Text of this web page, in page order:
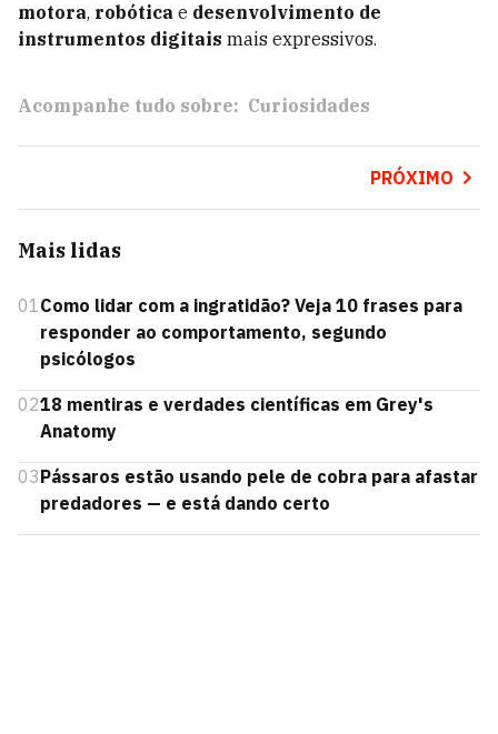
motora, robótica e desenvolvimento de
instrumentos digitais mais expressivos.
Acompanhe tudo sobre: Curiosidades
PRÓXIMO
Mais lidas
01Como lidar com a ingratidão? Veja 10 frases para
responder ao comportamento, segundo
psicólogos
0218 mentiras e verdades científicas em Grey's
Anatomy
03Pássaros estão usando pele de cobra para afastar
predadores — e está dando certo